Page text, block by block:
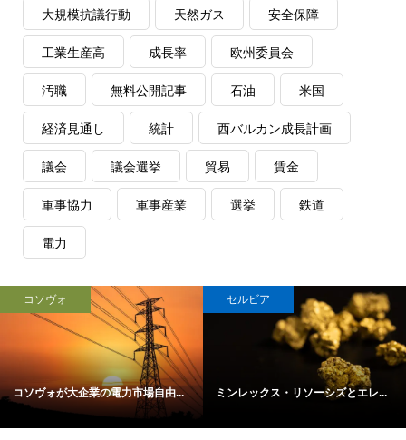
大規模抗議行動 天然ガス 安全保障
工業生産高 成長率 欧州委員会
汚職 無料公開記事 石油 米国
経済見通し 統計 西バルカン成長計画
議会 議会選挙 貿易 賃金
軍事協力 軍事産業 選挙 鉄道
電力
コソヴォ
コソヴォが大企業の電力市場自由...
セルビア
ミンレックス・リソーシズとエレ...